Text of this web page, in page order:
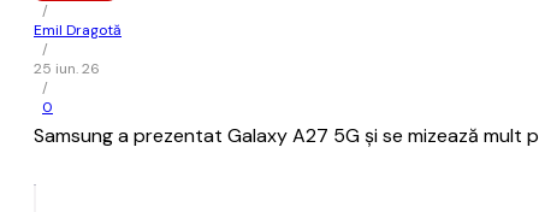
/
Emil Dragotă
/
25 iun. 26
/
0
Samsung a prezentat Galaxy A27 5G și se mizează